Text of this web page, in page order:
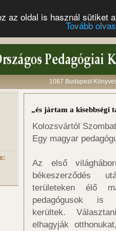
az oldal is használ sütiket
Tovább
1087 Budapest
„és jártam a kisebbségi
Kolozsvártól
Egy magyar
Az első
békeszerződés
területeken élő
pedagógusok is
kerültek.
elhagyják